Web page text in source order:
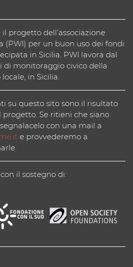
progetto dell’associazione
(PWI) per un buon uso dei fondi
in Sicilia. PWI lavora dal
di monitoraggio civico della
in Sicilia.
su questo sito sono il risultato
Se ritieni che siano
con una mail a
e provvederemo a
il sostegno di: